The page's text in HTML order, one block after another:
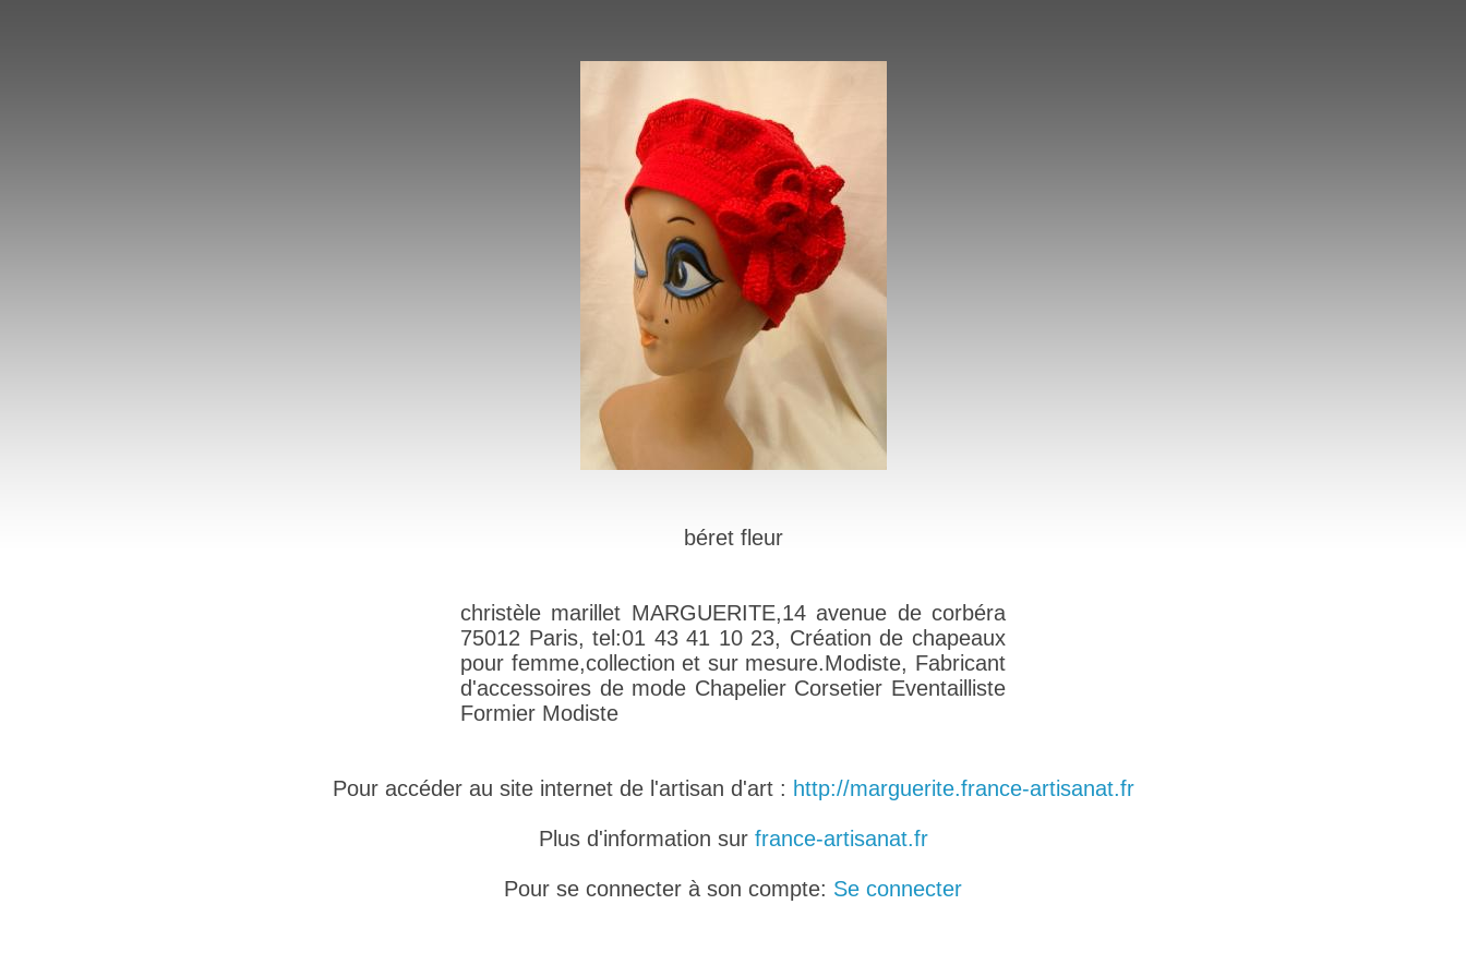
béret fleur
christèle marillet MARGUERITE,14 avenue de corbéra
75012 Paris, tel:01 43 41 10 23, Création de chapeaux
pour femme,collection et sur mesure.Modiste, Fabricant
d'accessoires de mode Chapelier Corsetier Eventailliste
Formier Modiste
Pour accéder au site internet de l'artisan d'art : http://marguerite.france-artisanat.fr
Plus d'information sur france-artisanat.fr
Pour se connecter à son compte: Se connecter